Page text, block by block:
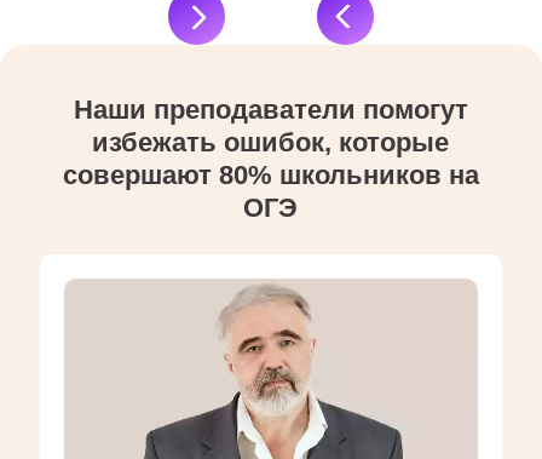
Наши преподаватели помогут
избежать ошибок, которые
совершают 80% школьников на
ОГЭ